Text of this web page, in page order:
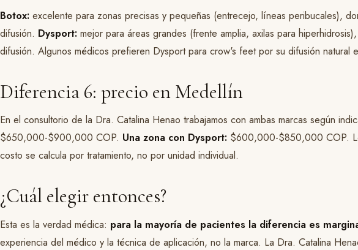
Botox: excelente para zonas precisas y pequeñas (entrecejo, líneas peribucales),
difusión. Dysport: mejor para áreas grandes (frente amplia, axilas para
difusión. Algunos médicos prefieren Dysport para crow's feet por su difusión natural
Diferencia 6: precio en Medellín
En el consultorio de la Dra. Catalina Henao trabajamos con ambas marcas según
$650,000-$900,000 COP. Una zona con Dysport: $600,000-$850,000 COP.
costo se calcula por tratamiento, no por unidad individual.
¿Cuál elegir entonces?
Esta es la verdad médica: para la mayoría de pacientes la diferencia es
experiencia del médico y la técnica de aplicación, no la marca. La Dra. Catalina